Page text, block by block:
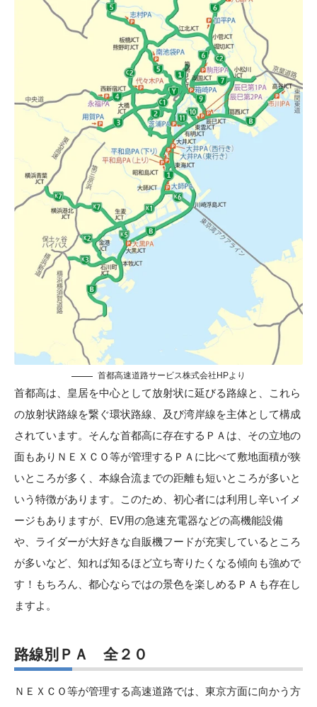
首都高速道路サービス株式会社HPより
首都高は、皇居を中心として放射状に延びる路線と、これら
の放射状路線を繋ぐ環状路線、及び湾岸線を主体として構成
されています。そんな首都高に存在するＰＡは、その立地の
面もありＮＥＸＣＯ等が管理するＰＡに比べて敷地面積が狭
いところが多く、本線合流までの距離も短いところが多いと
いう特徴があります。このため、初心者には利用し辛いイメ
ージもありますが、EV用の急速充電器などの高機能設備
や、ライダーが大好きな自販機フードが充実しているところ
が多いなど、知れば知るほど立ち寄りたくなる傾向も強めで
す！もちろん、都心ならではの景色を楽しめるＰＡも存在し
ますよ。
路線別ＰＡ 全２０
ＮＥＸＣＯ等が管理する高速道路では、東京方面に向かう方